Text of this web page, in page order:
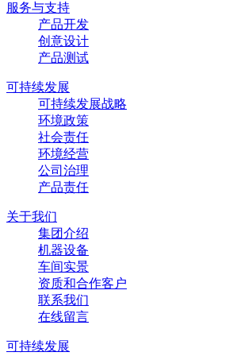
服务与支持
产品开发
创意设计
产品测试
可持续发展
可持续发展战略
环境政策
社会责任
环境经营
公司治理
产品责任
关于我们
集团介绍
机器设备
车间实景
资质和合作客户
联系我们
在线留言
可持续发展